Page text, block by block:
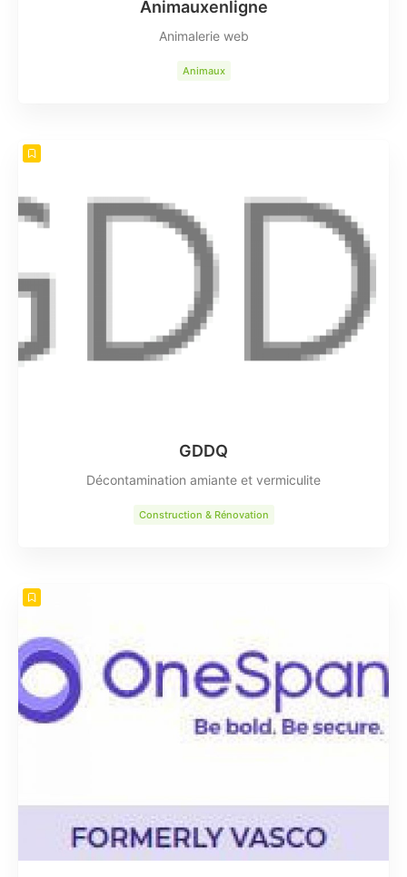
Animauxenligne
Animalerie web
Animaux
GDDQ
Décontamination amiante et vermiculite
Construction & Rénovation